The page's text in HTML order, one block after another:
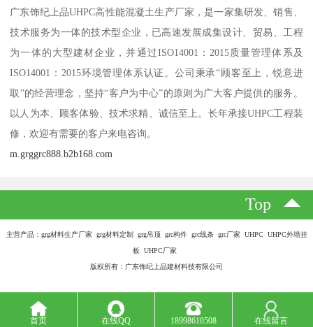
广东饰纪上品UHPC高性能混凝土生产厂家，是一家集研发、销售、
技术服务为一体的技术型企业，已高速发展成集设计、贸易、工程
为一体的大型建材企业，并通过ISO14001：2015质量管理体系及
ISO14001：2015环境管理体系认证。公司秉承“顾客至上，锐意进
取”的经营理念，坚持“客户为中心”的原则为广大客户提供的服务。
以人为本、顾客体验、技术求精、诚信至上。长年承接UHPC工程装
修，欢迎有需要的客户来电咨询。
m.grggrc888.b2b168.com
Top
主营产品：grg材料生产厂家 grg材料定制 grg吊顶 grc构件 grc线条 grc厂家 UHPC UHPC外墙挂
板 UHPC厂家
版权所有：广东饰纪上品建材科技有限公司
首页 在线QQ 18998610508 在线留言